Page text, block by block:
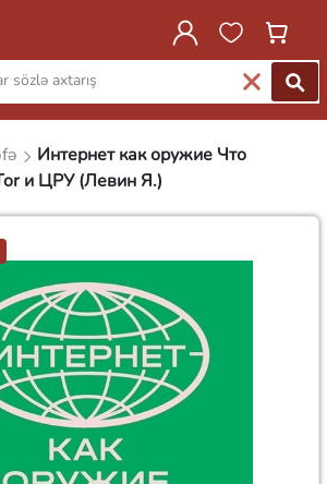
Интернет как оружие Что
и ЦРУ (Левин Я.)